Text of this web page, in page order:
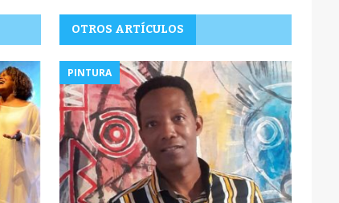
OTROS ARTÍCULOS
PINTURA